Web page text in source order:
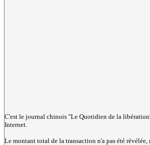
C'est le journal chinois "Le Quotidien de la
Internet.
Le montant total de la transaction n'a pas été